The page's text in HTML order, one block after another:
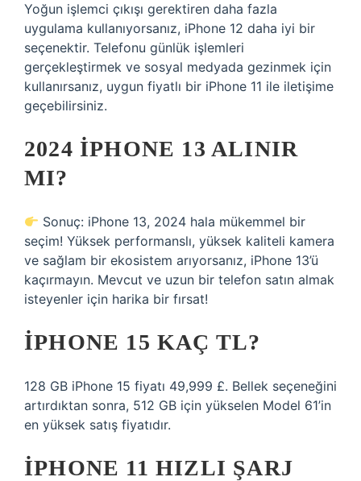
Yoğun işlemci çıkışı gerektiren daha fazla
uygulama kullanıyorsanız, iPhone 12 daha iyi bir
seçenektir. Telefonu günlük işlemleri
gerçekleştirmek ve sosyal medyada gezinmek için
kullanırsanız, uygun fiyatlı bir iPhone 11 ile iletişime
geçebilirsiniz.
2024 IPHONE 13 ALINIR
MI?
Sonuç: iPhone 13, 2024 hala mükemmel bir
seçim! Yüksek performanslı, yüksek kaliteli kamera
ve sağlam bir ekosistem arıyorsanız, iPhone 13’ü
kaçırmayın. Mevcut ve uzun bir telefon satın almak
isteyenler için harika bir fırsat!
IPHONE 15 KAÇ TL?
128 GB iPhone 15 fiyatı 49,999 £. Bellek seçeneğini
artırdıktan sonra, 512 GB için yükselen Model 61’in
en yüksek satış fiyatıdır.
IPHONE 11 HIZLI ŞARJ